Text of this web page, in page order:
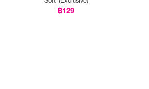
฿129